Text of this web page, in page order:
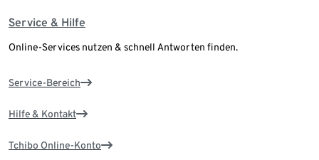
Service & Hilfe
Online-Services nutzen & schnell Antworten finden.
Service-Bereich
Hilfe & Kontakt
Tchibo Online-Konto